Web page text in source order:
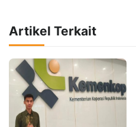
Artikel Terkait